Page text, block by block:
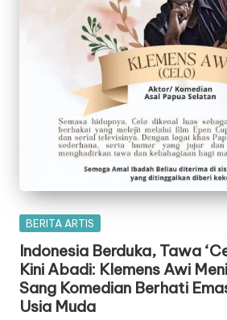
Posted
BERITA ARTIS
Indonesia Berduka, Tawa
Kini Abadi: Klemens Awi
Sang Komedian Berhati
Usia Muda